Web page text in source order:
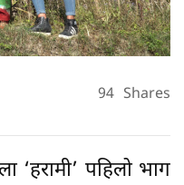
94 Shares
‘हरामी’ पहिलो भाग